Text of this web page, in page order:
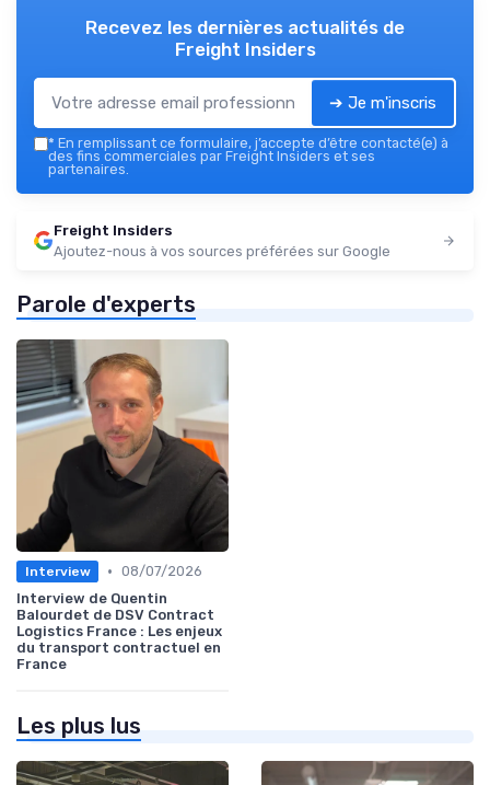
Recevez les dernières actualités de
Freight Insiders
➔ Je m'inscris
* En remplissant ce formulaire, j’accepte d’être contacté(e) à
des fins commerciales par Freight Insiders et ses
partenaires.
Freight Insiders
Ajoutez-nous à vos sources préférées sur Google
Parole d'experts
Interview • 08/07/2026
Interview de Quentin
Balourdet de DSV Contract
Logistics France : Les enjeux
du transport contractuel en
France
Les plus lus